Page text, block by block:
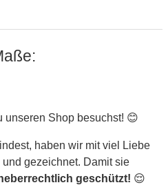
unseren Shop besuchst! 😊
haben wir mit viel Liebe
gezeichnet. Damit sie
geschützt! 😌